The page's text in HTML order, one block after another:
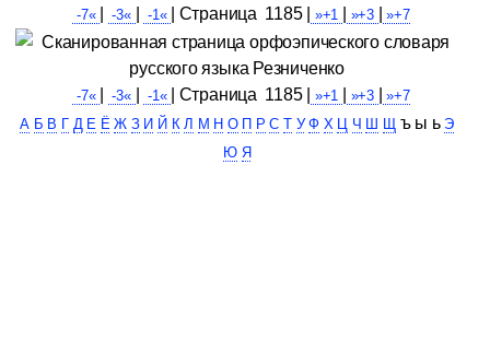
-7« | -3« | -1« | Cтраница 1185 | »+1 | »+3 | »+7
-7« | -3« | -1« | Cтраница 1185 | »+1 | »+3 | »+7
А Б В Г Д Е Ё Ж З И Й К Л М Н О П Р С Т У Ф Х Ц Ч Ш Щ ъ ы ь Э
Ю Я